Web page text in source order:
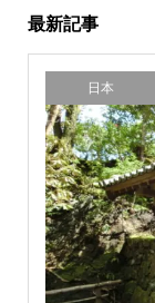
最新記事
日本